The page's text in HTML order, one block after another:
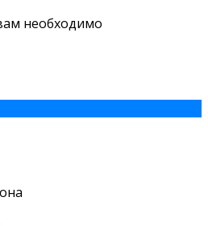
необходимо